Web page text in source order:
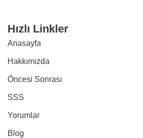
Hızlı Linkler
Anasayfa
Hakkımızda
Öncesi Sonrası
SSS
Yorumlar
Blog